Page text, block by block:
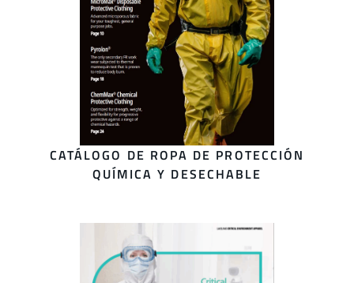
CATÁLOGO DE ROPA DE PROTECCIÓN
QUÍMICA Y DESECHABLE